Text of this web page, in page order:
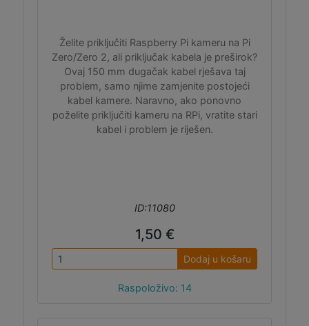
Želite priključiti Raspberry Pi kameru na Pi
Zero/Zero 2, ali priključak kabela je preširok?
Ovaj 150 mm dugačak kabel rješava taj
problem, samo njime zamjenite postojeći
kabel kamere. Naravno, ako ponovno
poželite priključiti kameru na RPi, vratite stari
kabel i problem je riješen.
ID:11080
1,50 €
Dodaj u košaru
Raspoloživo: 14